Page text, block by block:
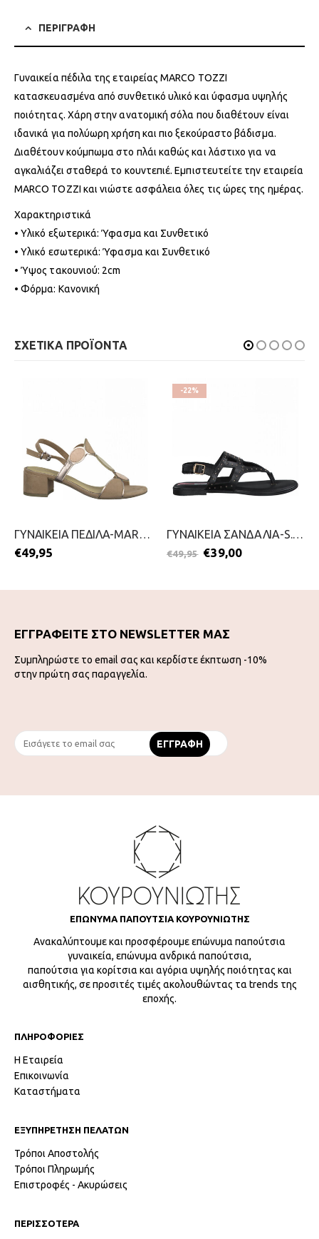
ΠΕΡΙΓΡΑΦΗ
Γυναικεία πέδιλα της εταιρείας MARCO TOZZI
κατασκευασμένα από συνθετικό υλικό και ύφασμα υψηλής
ποιότητας. Χάρη στην ανατομική σόλα που διαθέτουν είναι
ιδανικά για πολύωρη χρήση και πιο ξεκούραστο βάδισμα.
Διαθέτουν κούμπωμα στο πλάι καθώς και λάστιχο για να
αγκαλιάζει σταθερά το κουντεπιέ. Εμπιστευτείτε την εταιρεία
MARCO TOZZI και νιώστε ασφάλεια όλες τις ώρες της ημέρας.
Χαρακτηριστικά
• Υλικό εξωτερικά: Ύφασμα και Συνθετικό
• Υλικό εσωτερικά: Ύφασμα και Συνθετικό
• Ύψος τακουνιού: 2cm
• Φόρμα: Κανονική
ΣΧΕΤΙΚΑ ΠΡΟΪΟΝΤΑ
ΓΥΝΑΙΚΕΙΑ ΠΕΔΙΛΑ-MARCO TOZZI-2199-0038-ΡΟΖ
€49,95
-22%
ΓΥΝΑΙΚΕΙΑ ΣΑΝΔΑΛΙΑ-S.OLIVER-2199-0056-ΜΑΥΡΟ
€49,95 €39,00
ΕΓΓΡΑΦΕΙΤΕ ΣΤΟ NEWSLETTER ΜΑΣ
Συμπληρώστε το email σας και κερδίστε έκπτωση -10%
στην πρώτη σας παραγγελία.
ΕΠΩΝΥΜΑ ΠΑΠΟΥΤΣΙΑ ΚΟΥΡΟΥΝΙΩΤΗΣ
Ανακαλύπτουμε και προσφέρουμε επώνυμα παπούτσια
γυναικεία, επώνυμα ανδρικά παπούτσια,
παπούτσια για κορίτσια και αγόρια υψηλής ποιότητας και
αισθητικής, σε προσιτές τιμές ακολουθώντας τα trends της
εποχής.
ΠΛΗΡΟΦΟΡΙΕΣ
Η Εταιρεία
Επικοινωνία
Καταστήματα
ΕΞΥΠΗΡΕΤΗΣΗ ΠΕΛΑΤΩΝ
Τρόποι Αποστολής
Τρόποι Πληρωμής
Επιστροφές - Ακυρώσεις
ΠΕΡΙΣΣΟΤΕΡΑ